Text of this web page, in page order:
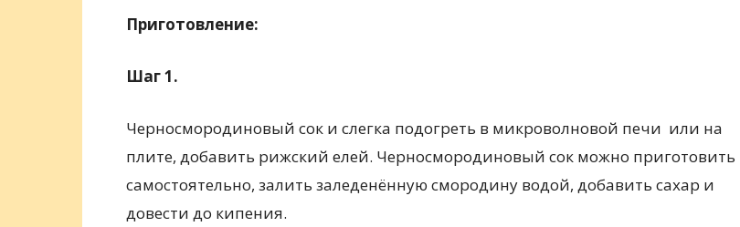
Приготовление:
Шаг 1.
Черносмородиновый сок и слегка подогреть в микроволновой печи или на
плите, добавить рижский елей. Черносмородиновый сок можно приготовить
самостоятельно, залить заледенённую смородину водой, добавить сахар и
довести до кипения.